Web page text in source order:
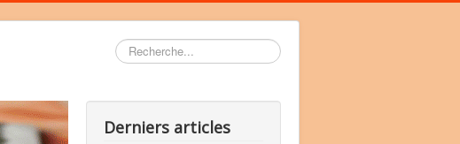
Rechercher
Derniers articles